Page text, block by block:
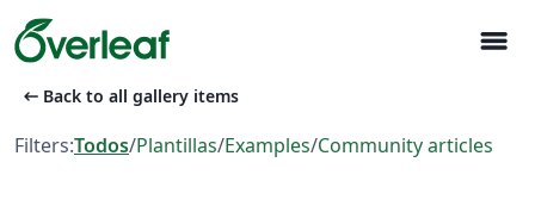
menu
arrow_left_alt Back to all gallery items
Filters:Todos/Plantillas/Examples/Community articles